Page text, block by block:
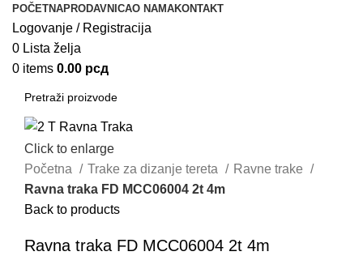
POČETNAPRODAVNICAO NAMAKONTAKT
Logovanje / Registracija
0 Lista želja
0 items 0.00 рсд
Click to enlarge
Početna
Trake za dizanje tereta
Ravne trake
Ravna traka FD MCC06004 2t 4m
Back to products
Ravna traka FD MCC06004 2t 4m